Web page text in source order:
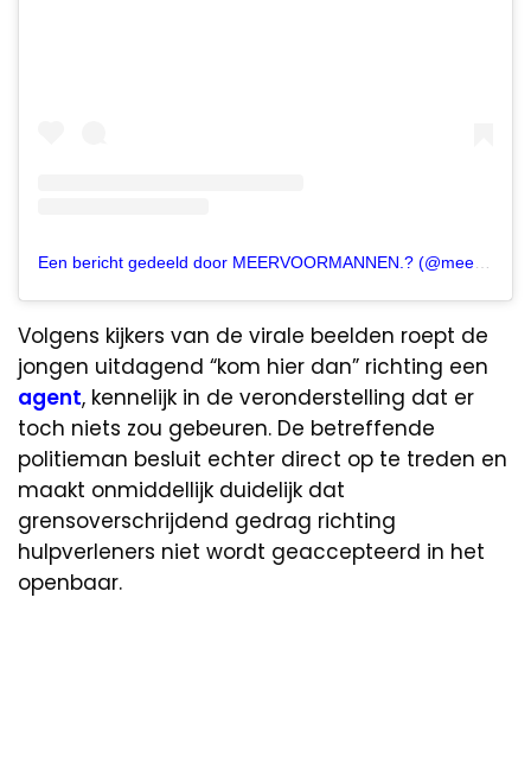
Volgens kijkers van de virale beelden roept de
jongen uitdagend “kom hier dan” richting een
agent, kennelijk in de veronderstelling dat er
toch niets zou gebeuren. De betreffende
politieman besluit echter direct op te treden en
maakt onmiddellijk duidelijk dat
grensoverschrijdend gedrag richting
hulpverleners niet wordt geaccepteerd in het
openbaar.